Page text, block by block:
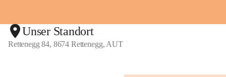
Unser Standort
Rettenegg 84, 8674 Rettenegg, AUT